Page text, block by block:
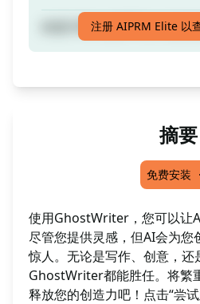
此提示将为您撰写任何您想
注册 AIPRM Elite 以
摘要
免费安装
使用GhostWriter，您可以让
尽管您提供灵感，但AI会为您
惊人。无论是写作、创意，还
GhostWriter都能胜任。将繁
释放您的创造力吧！点击“尝